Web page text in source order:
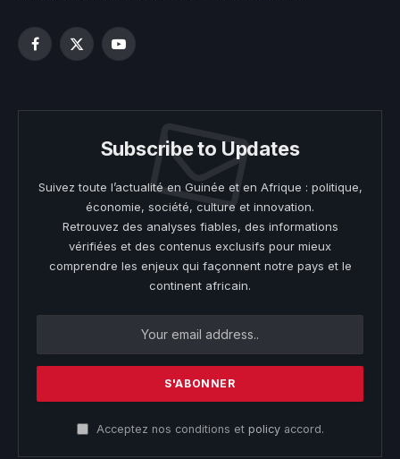
Facebook
X
YouTube
Subscribe to Updates
Suivez toute l’actualité en Guinée et en Afrique : politique,
économie, société, culture et innovation.
Retrouvez des analyses fiables, des informations
vérifiées et des contenus exclusifs pour mieux
comprendre les enjeux qui façonnent notre pays et le
continent africain.
Acceptez nos conditions et policyaccord.